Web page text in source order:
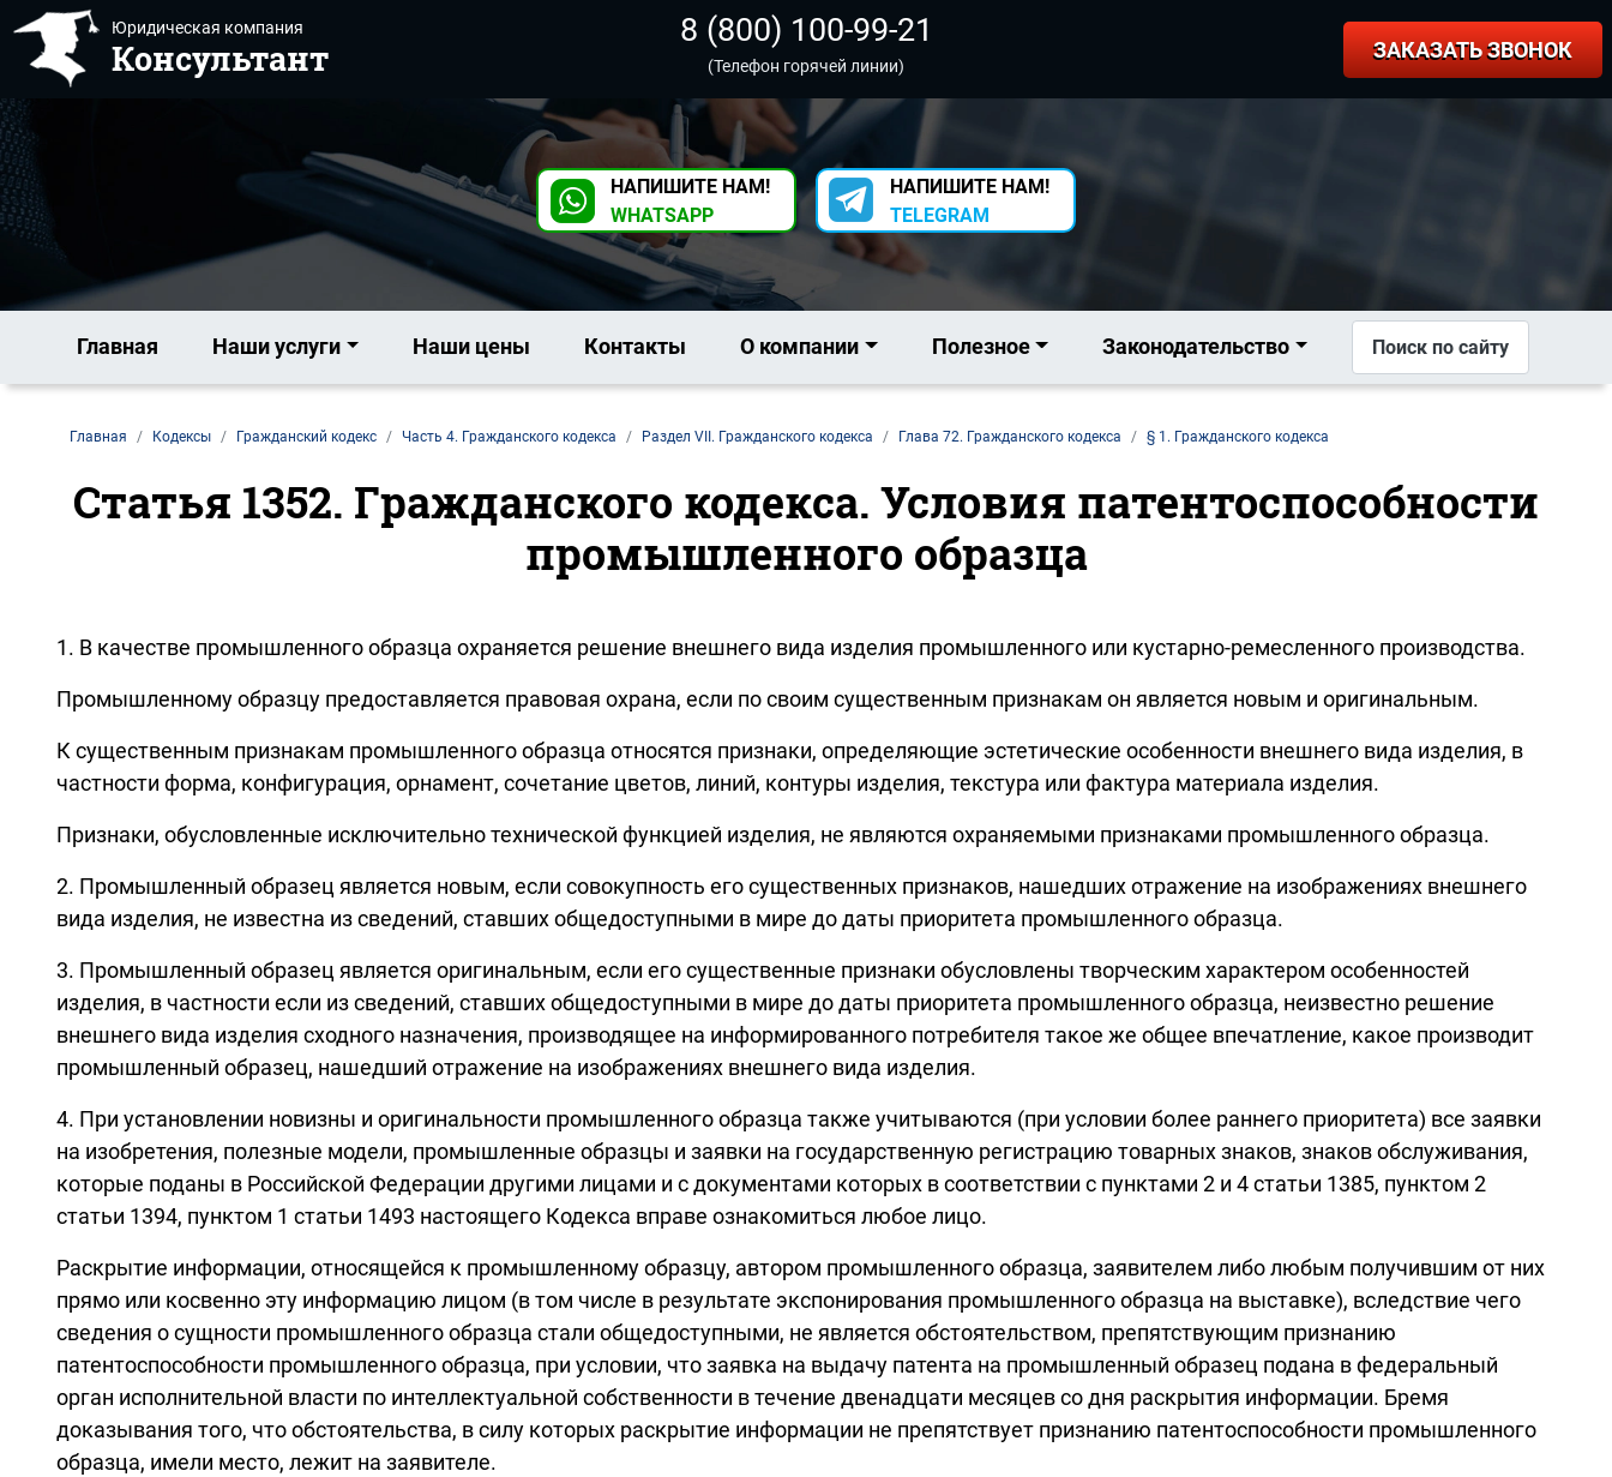
Юридическая компания
Консультант
8 (800) 100-99-21
(Телефон горячей линии)
ЗАКАЗАТЬ ЗВОНОК
НАПИШИТЕ НАМ!
WHATSAPP
НАПИШИТЕ НАМ!
TELEGRAM
Главная Наши услуги Наши цены Контакты О компании Полезное Законодательство Поиск по сайту
Главная Кодексы Гражданский кодекс Часть 4. Гражданского кодекса Раздел VII. Гражданского кодекса Глава 72. Гражданского кодекса § 1. Гражданского кодекса
Статья 1352. Гражданского кодекса. Условия патентоспособности
промышленного образца
1. В качестве промышленного образца охраняется решение внешнего вида изделия промышленного или кустарно-ремесленного производства.
Промышленному образцу предоставляется правовая охрана, если по своим существенным признакам он является новым и оригинальным.
К существенным признакам промышленного образца относятся признаки, определяющие эстетические особенности внешнего вида изделия, в
частности форма, конфигурация, орнамент, сочетание цветов, линий, контуры изделия, текстура или фактура материала изделия.
Признаки, обусловленные исключительно технической функцией изделия, не являются охраняемыми признаками промышленного образца.
2. Промышленный образец является новым, если совокупность его существенных признаков, нашедших отражение на изображениях внешнего
вида изделия, не известна из сведений, ставших общедоступными в мире до даты приоритета промышленного образца.
3. Промышленный образец является оригинальным, если его существенные признаки обусловлены творческим характером особенностей
изделия, в частности если из сведений, ставших общедоступными в мире до даты приоритета промышленного образца, неизвестно решение
внешнего вида изделия сходного назначения, производящее на информированного потребителя такое же общее впечатление, какое производит
промышленный образец, нашедший отражение на изображениях внешнего вида изделия.
4. При установлении новизны и оригинальности промышленного образца также учитываются (при условии более раннего приоритета) все заявки
на изобретения, полезные модели, промышленные образцы и заявки на государственную регистрацию товарных знаков, знаков обслуживания,
которые поданы в Российской Федерации другими лицами и с документами которых в соответствии с пунктами 2 и 4 статьи 1385, пунктом 2
статьи 1394, пунктом 1 статьи 1493 настоящего Кодекса вправе ознакомиться любое лицо.
Раскрытие информации, относящейся к промышленному образцу, автором промышленного образца, заявителем либо любым получившим от них
прямо или косвенно эту информацию лицом (в том числе в результате экспонирования промышленного образца на выставке), вследствие чего
сведения о сущности промышленного образца стали общедоступными, не является обстоятельством, препятствующим признанию
патентоспособности промышленного образца, при условии, что заявка на выдачу патента на промышленный образец подана в федеральный
орган исполнительной власти по интеллектуальной собственности в течение двенадцати месяцев со дня раскрытия информации. Бремя
доказывания того, что обстоятельства, в силу которых раскрытие информации не препятствует признанию патентоспособности промышленного
образца, имели место, лежит на заявителе.